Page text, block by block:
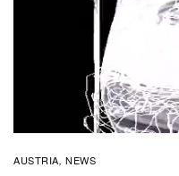
AUSTRIA, NEWS